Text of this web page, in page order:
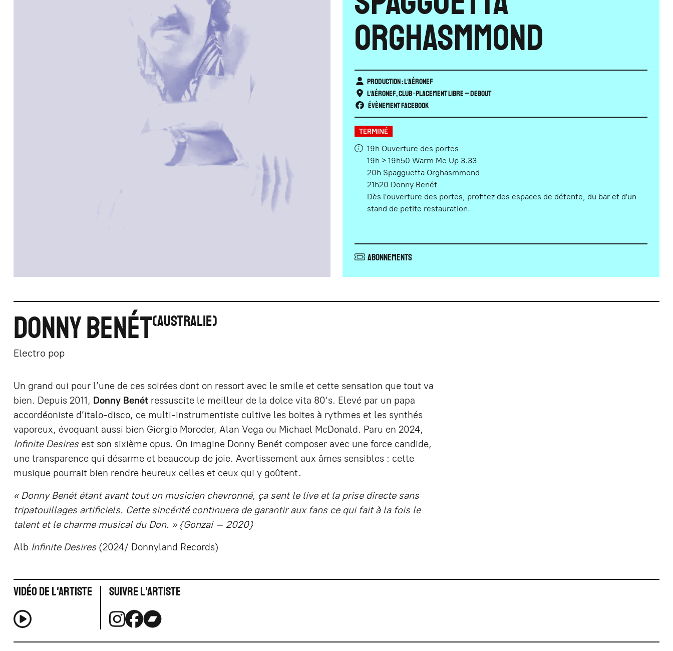
Orghasmmond
Production : L'Aéronef
L'Aéronef,Club• Placement libre – Debout
Évènement Facebook
TERMINÉ
19h Ouverture des portes
19h > 19h50 Warm Me Up 3.33
20h Spagguetta Orghasmmond
21h20 Donny Benét
Dès l'ouverture des portes, profitez des espaces de détente, du bar et d'un
stand de petite restauration.
Abonnements
DONNY BENÉT AUSTRALIE
Electro pop
Un grand oui pour l’une de ces soirées dont on ressort avec le smile et cette sensation que tout va
bien. Depuis 2011, Donny Benétressuscite le meilleur de la dolce vita 80’s. Elevé par un papa
accordéoniste d’italo-disco, ce multi-instrumentiste cultive les boites à rythmes et les synthés
vaporeux, évoquant aussi bien Giorgio Moroder, Alan Vega ou Michael McDonald. Paru en 2024,
Infinite Desiresest son sixième opus. On imagine Donny Benét composer avec une force candide,
une transparence qui désarme et beaucoup de joie. Avertissement aux âmes sensibles : cette
musique pourrait bien rendre heureux celles et ceux qui y goûtent.
« Donny Benét étant avant tout un musicien chevronné, ça sent le live et la prise directe sans
tripatouillages artificiels. Cette sincérité continuera de garantir aux fans ce qui fait à la fois le
talent et le charme musical du Don. » {Gonzai – 2020}
Alb Infinite Desires(2024/ Donnyland Records)
Vidéo de l'artiste Suivre l'artiste